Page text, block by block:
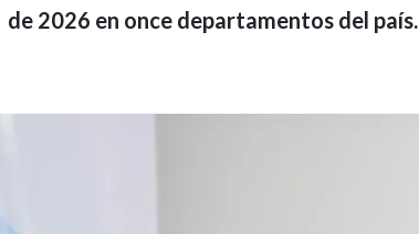
de 2026 en once departamentos del país.